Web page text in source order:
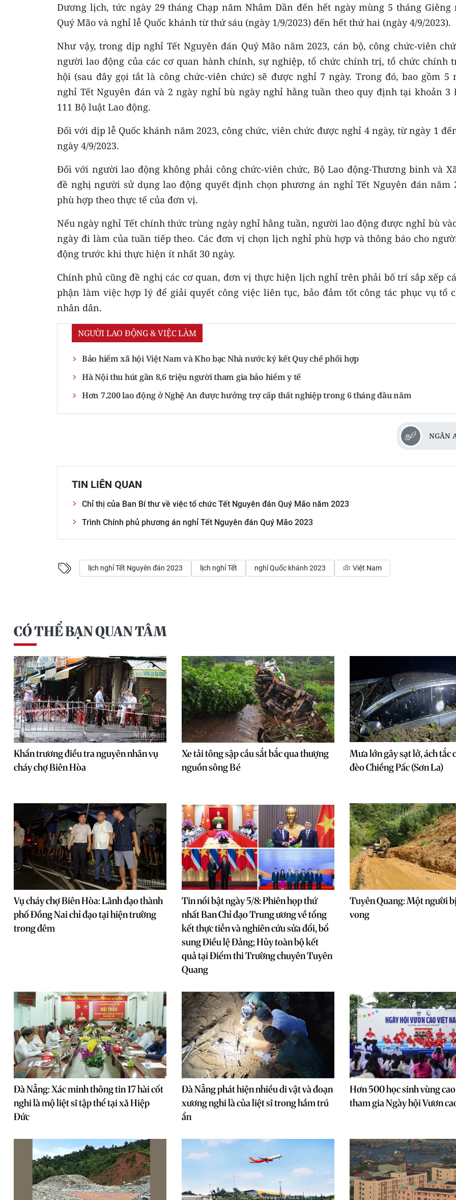
Dương lịch, tức ngày 29 tháng Chạp năm Nhâm Dần đến hết ngày mùng 5 tháng Giêng
Quý Mão và nghỉ lễ Quốc khánh từ thứ sáu (ngày 1/9/2023) đến hết thứ hai (ngày 4/9/2023).
Như vậy, trong dịp nghỉ Tết Nguyên đán Quý Mão năm 2023, cán bộ, công chức-viên
người lao động của các cơ quan hành chính, sự nghiệp, tổ chức chính trị, tổ chức chính
hội (sau đây gọi tắt là công chức-viên chức) sẽ được nghỉ 7 ngày. Trong đó, bao gồm 5
nghỉ Tết Nguyên đán và 2 ngày nghỉ bù ngày nghỉ hằng tuần theo quy định tại khoản 3
111 Bộ luật Lao động.
Đối với dịp lễ Quốc khánh năm 2023, công chức, viên chức được nghỉ 4 ngày, từ ngày 1
ngày 4/9/2023.
Đối với người lao động không phải công chức-viên chức, Bộ Lao động-Thương binh và
đề nghị người sử dụng lao động quyết định chọn phương án nghỉ Tết Nguyên đán năm
phù hợp theo thực tế của đơn vị.
Nếu ngày nghỉ Tết chính thức trùng ngày nghỉ hằng tuần, người lao động được nghỉ bù
ngày đi làm của tuần tiếp theo. Các đơn vị chọn lịch nghỉ phù hợp và thông báo cho
động trước khi thực hiện ít nhất 30 ngày.
Chính phủ cũng đề nghị các cơ quan, đơn vị thực hiện lịch nghỉ trên phải bố trí sắp xếp
phận làm việc hợp lý để giải quyết công việc liên tục, bảo đảm tốt công tác phục vụ tổ
nhân dân.
NGƯỜI LAO ĐỘNG & VIỆC LÀM
Bảo hiểm xã hội Việt Nam và Kho bạc Nhà nước ký kết Quy chế phối hợp
Hà Nội thu hút gần 8,6 triệu người tham gia bảo hiểm y tế
Hơn 7.200 lao động ở Nghệ An được hưởng trợ cấp thất nghiệp trong 6 tháng đầu năm
NGÂN
TIN LIÊN QUAN
Chỉ thị của Ban Bí thư về việc tổ chức Tết Nguyên đán Quý Mão năm 2023
Trình Chính phủ phương án nghỉ Tết Nguyên đán Quý Mão 2023
lịch nghỉ Tết Nguyên đán 2023 lịch nghỉ Tết nghỉ Quốc khánh 2023 Việt Nam
CÓ THỂ BẠN QUAN TÂM
Khẩn trương điều tra nguyên nhân vụ
cháy chợ Biên Hòa
Xe tải tông sập cầu sắt bắc qua thượng
nguồn sông Bé
Mưa lớn gây sạt lở, ách tắc
đèo Chiềng Pấc (Sơn La)
Vụ cháy chợ Biên Hòa: Lãnh đạo thành
phố Đồng Nai chỉ đạo tại hiện trường
trong đêm
Tin nổi bật ngày 5/8: Phiên họp thứ
nhất Ban Chỉ đạo Trung ương về tổng
kết thực tiễn và nghiên cứu sửa đổi, bổ
sung Điều lệ Đảng; Hủy toàn bộ kết
quả tại Điểm thi Trường chuyên Tuyên
Quang
Tuyên Quang: Một người
vong
Đà Nẵng: Xác minh thông tin 17 hài cốt
nghi là mộ liệt sĩ tập thể tại xã Hiệp
Đức
Đà Nẵng phát hiện nhiều di vật và đoạn
xương nghi là của liệt sĩ trong hầm trú
ẩn
Hơn 500 học sinh vùng
tham gia Ngày hội Vươn